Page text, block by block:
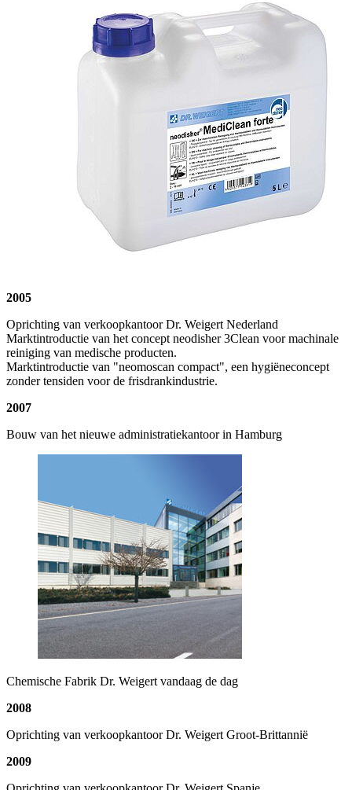
2005
Oprichting van verkoopkantoor Dr. Weigert Nederland
Marktintroductie van het concept neodisher 3Clean voor machinale
reiniging van medische producten.
Marktintroductie van "neomoscan compact", een hygiëneconcept
zonder tensiden voor de frisdrankindustrie.
2007
Bouw van het nieuwe administratiekantoor in Hamburg
Chemische Fabrik Dr. Weigert vandaag de dag
2008
Oprichting van verkoopkantoor Dr. Weigert Groot-Brittannië
2009